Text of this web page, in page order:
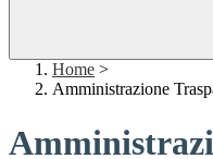
Home >
Amministrazione